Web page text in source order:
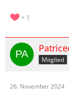
1
Mitglied
26. November 2024